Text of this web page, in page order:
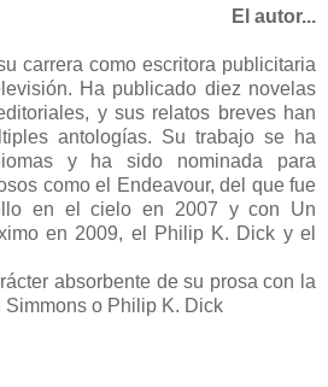
El autor...
carrera como escritora publicitaria
Ha publicado diez novelas
y sus relatos breves han
antologías. Su trabajo se ha
y ha sido nominada para
como el Endeavour, del que fue
en el cielo en 2007 y con Un
en 2009, el Philip K. Dick y el
absorbente de su prosa con la
Simmons o Philip K. Dick